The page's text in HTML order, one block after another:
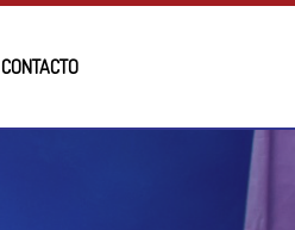
CONTACTO